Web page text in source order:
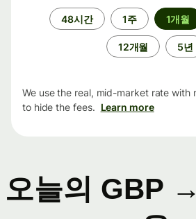
48시간 1주 1개월
12개월 5년
We use the real, mid-market rate with
to hide the fees. Learn more
오늘의 GBP